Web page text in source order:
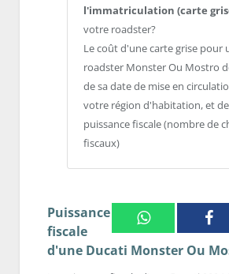
l'immatriculation (carte
votre roadster?
Le coût d'une carte grise pour
roadster Monster Ou Mostro
de sa date de mise en
votre région d'habitation, et
puissance fiscale (nombre de
fiscaux)
Whatsapp
Puissance
fiscale
d'une Ducati Monster Ou